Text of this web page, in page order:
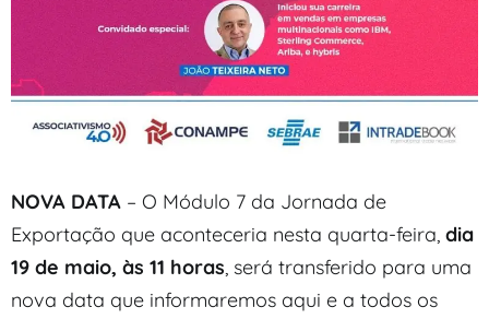
NOVA DATA – O Módulo 7 da Jornada de
Exportação que aconteceria nesta quarta-feira, dia
19 de maio, às 11 horas, será transferido para uma
nova data que informaremos aqui e a todos os